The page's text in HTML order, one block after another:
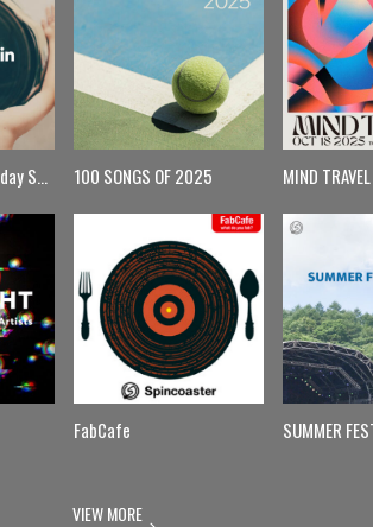
【月曜更新】Monday Spin 100 SONGS OF 2025
FabCafe
MIND TRAVEL
SUMMER
VIEW MORE